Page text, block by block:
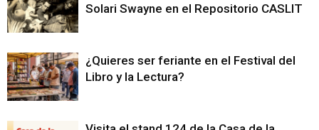
Solari Swayne en el Repositorio CASLIT
¿Quieres ser feriante en el Festival del
Libro y la Lectura?